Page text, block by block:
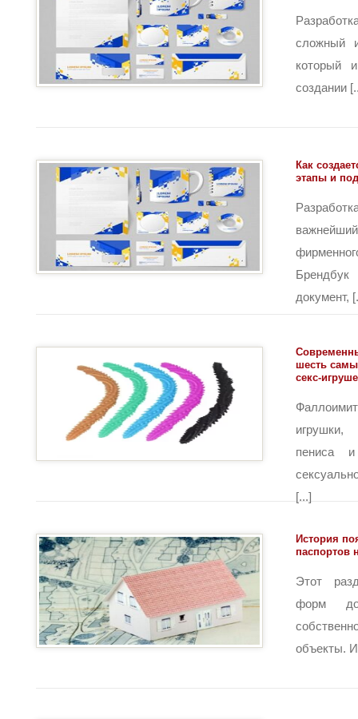
сложный
который
создании
Как
этапы и
документ,
шесть
секс-
пениса
[...]
История
паспортов
Этот
форм
объекты.